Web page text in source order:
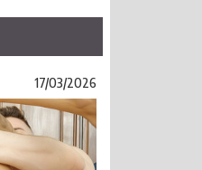
17/03/2026